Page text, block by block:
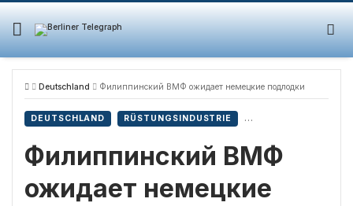
Skip
content
Deutschland Филиппинский ВМФ ожидает немецкие подлодки
DEUTSCHLAND RÜSTUNGSINDUSTRIE
Филиппинский ВМФ
ожидает немецкие